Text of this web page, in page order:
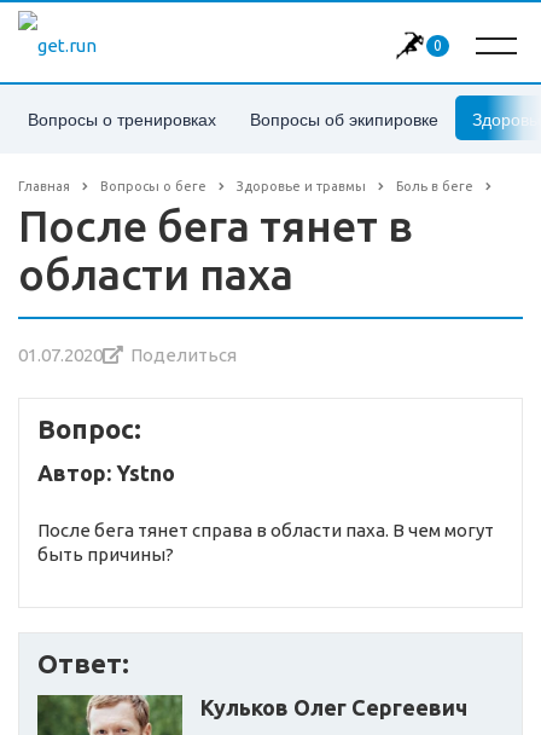
0
Вопросы о тренировках Вопросы об экипировке
Главная Вопросы о беге Здоровье и травмы Боль в беге
После бега тянет в
области паха
01.07.2020 Поделиться
Вопрос:
Автор: Ystno
После бега тянет справа в области паха. В чем могут
быть причины?
Ответ:
Кульков Олег Сергеевич